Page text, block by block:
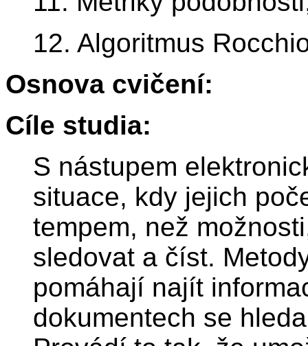
12. Algoritmus
Osnova cvičení:
Cíle studia:
S nástupem
situace, kdy jejich
tempem, než
sledovat a číst.
pomáhají najít
dokumentech se